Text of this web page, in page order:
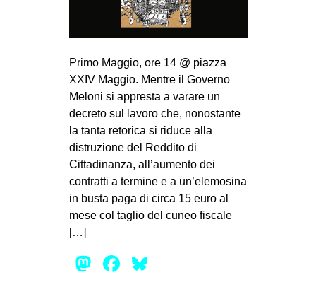
Primo Maggio, ore 14 @ piazza
XXIV Maggio. Mentre il Governo
Meloni si appresta a varare un
decreto sul lavoro che, nonostante
la tanta retorica si riduce alla
distruzione del Reddito di
Cittadinanza, all’aumento dei
contratti a termine e a un’elemosina
in busta paga di circa 15 euro al
mese col taglio del cuneo fiscale
[…]
Mastodon
Facebook